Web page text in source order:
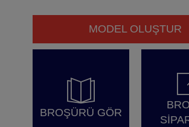
MODEL OLUŞTUR
BROŞÜRÜ GÖR